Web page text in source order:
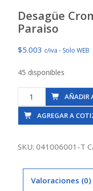
Desagüe
Paraiso
$5.003 c/iva - Solo WEB
45 disponibles
Desagüe
Cromado
11/4
Paraiso
AÑADIR
AGREGAR A
SKU: 041006001-T
Valoraciones (0)